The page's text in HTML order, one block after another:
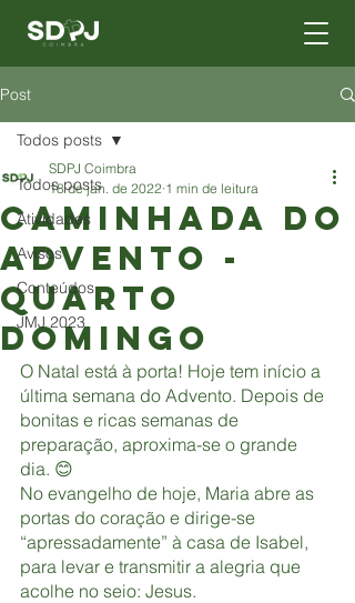
Post
Todos posts
Atividades
Avisos
Conteúdos
JMJ 2023
Todos posts
Caminhada do
Advento -
Quarto
Domingo
SDPJ Coimbra
18 de jan. de 2022 1 min de leitura
O Natal está à porta! Hoje tem início a
última semana do Advento. Depois de
bonitas e ricas semanas de
preparação, aproxima-se o grande
dia. 😊
No evangelho de hoje, Maria abre as
portas do coração e dirige-se
“apressadamente” à casa de Isabel,
para levar e transmitir a alegria que
acolhe no seio: Jesus.